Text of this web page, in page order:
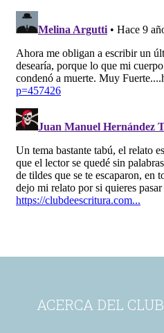
ACERCA DEL CLUB